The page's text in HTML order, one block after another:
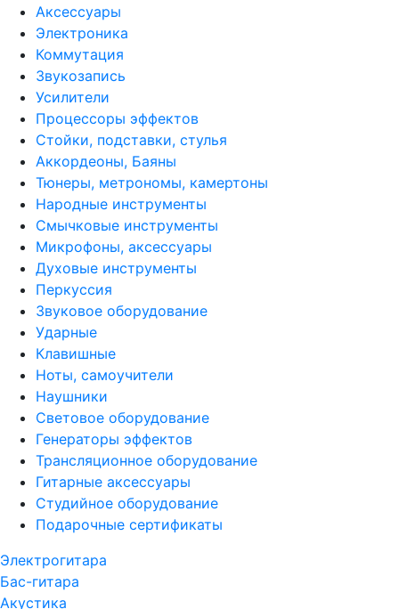
Аксессуары
Электроника
Коммутация
Звукозапись
Усилители
Процессоры эффектов
Стойки, подставки, стулья
Аккордеоны, Баяны
Тюнеры, метрономы, камертоны
Народные инструменты
Смычковые инструменты
Микрофоны, аксессуары
Духовые инструменты
Перкуссия
Звуковое оборудование
Ударные
Клавишные
Ноты, самоучители
Наушники
Световое оборудование
Генераторы эффектов
Трансляционное оборудование
Гитарные аксессуары
Студийное оборудование
Подарочные сертификаты
Электрогитара
Бас-гитара
Акустика